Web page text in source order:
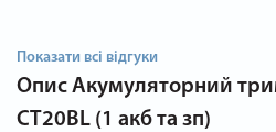
Показати всі відгуки
Опис Акумуляторний
CT20BL (1 акб та зп)